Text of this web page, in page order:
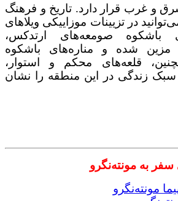
و غرب قرار دارد. تاریخ و فرهنگ
در تزیینات موزاییکی ویلاهای
باشکوه صومعه‌های ارتدکس،
مزین شده و مناره‌های باشکوه
قلعه‌های محکم و استوار،
سبک زندگی در این منطقه را نشان
به مونته‌نگرو
مونته‌نگرو